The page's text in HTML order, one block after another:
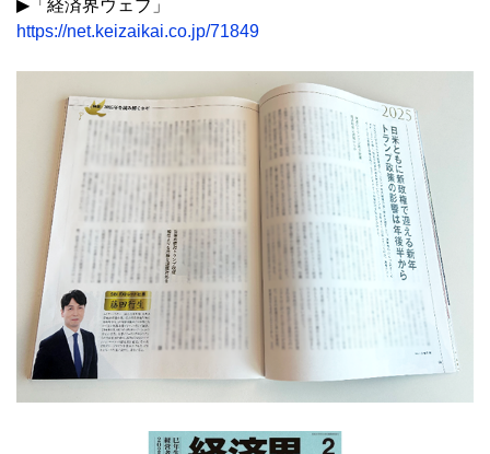
▶「経済界ウェブ」
https://net.keizaikai.co.jp/71849